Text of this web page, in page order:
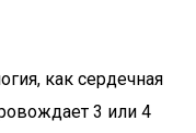
как сердечная
3 или 4